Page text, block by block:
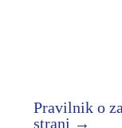
Pravilnik o
strani →